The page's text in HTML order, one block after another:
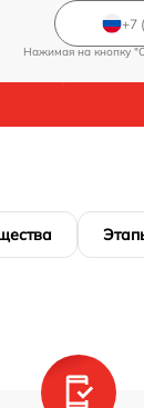
Нажимая на кнопку